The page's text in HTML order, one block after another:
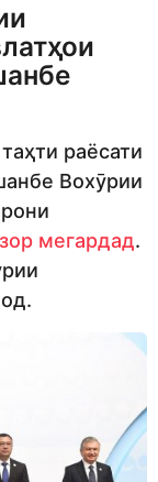
раёсати
Вохӯрии
мегардад.